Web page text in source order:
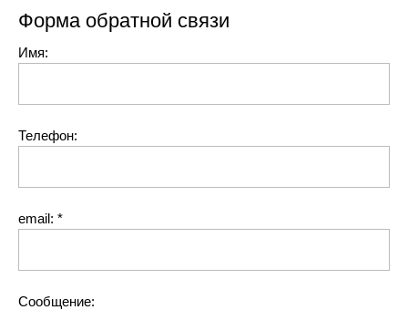
Форма обратной связи
Имя:
Телефон:
email: *
Сообщение: